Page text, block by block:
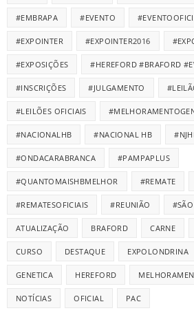
#EMBRAPA #EVENTO
#EXPOINTER #EXPOINTER2016
#EXPOSIÇÕES #HEREFORD #BRAFORD
#INSCRIÇÕES #JULGAMENTO
#LEILÕES OFICIAIS
#NACIONALHB #NACIONAL HB
#ONDACARABRANCA #PAMPAPLUS
#QUANTOMAISHBMELHOR #REMATE
#REMATESOFICIAIS #REUNIÃO #SÃO
ATUALIZAÇÃO BRAFORD CARNE
CURSO DESTAQUE EXPOLONDRINA
GENETICA HEREFORD
NOTÍCIAS OFICIAL PAC